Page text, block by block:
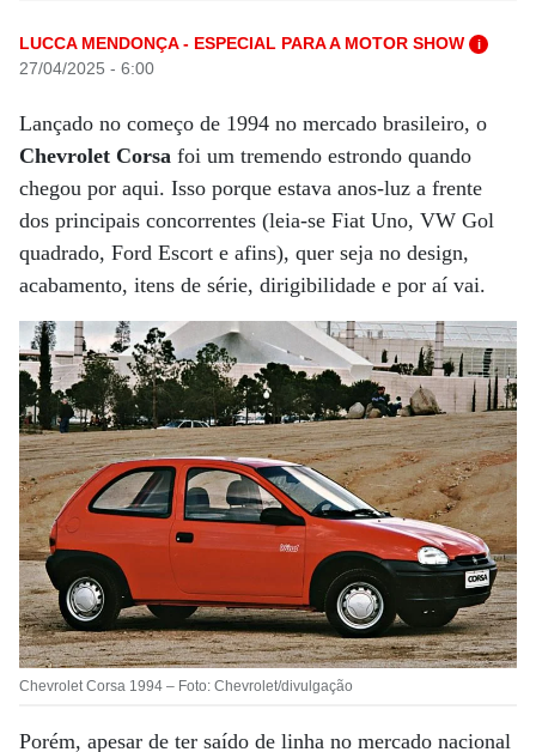
LUCCA MENDONÇA - ESPECIAL PARA A MOTOR SHOW i
27/04/2025 - 6:00
Lançado no começo de 1994 no mercado brasileiro, o
Chevrolet Corsa foi um tremendo estrondo quando
chegou por aqui. Isso porque estava anos-luz a frente
dos principais concorrentes (leia-se Fiat Uno, VW Gol
quadrado, Ford Escort e afins), quer seja no design,
acabamento, itens de série, dirigibilidade e por aí vai.
Chevrolet Corsa 1994 – Foto: Chevrolet/divulgação
Porém, apesar de ter saído de linha no mercado nacional